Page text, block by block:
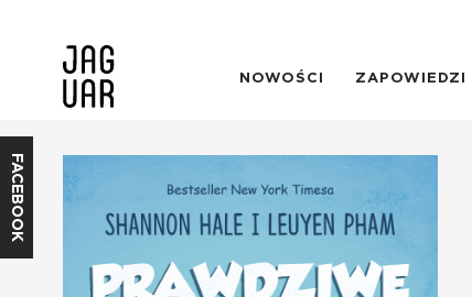
NOWOŚCI ZAPOWIEDZI
FACEBOOK